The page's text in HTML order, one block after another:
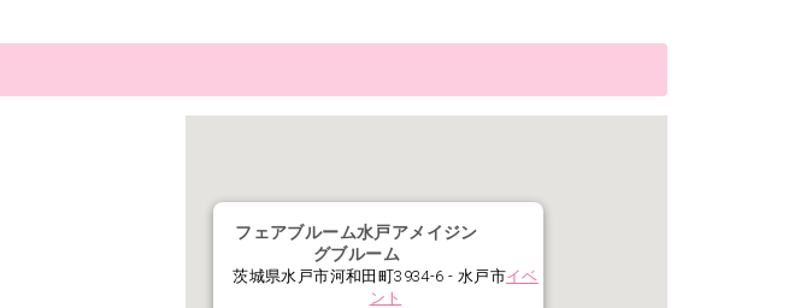
フェアブルーム水戸アメイジン
グブルーム
茨城県水戸市河和田町3934-6 - 水戸市イベ
ント